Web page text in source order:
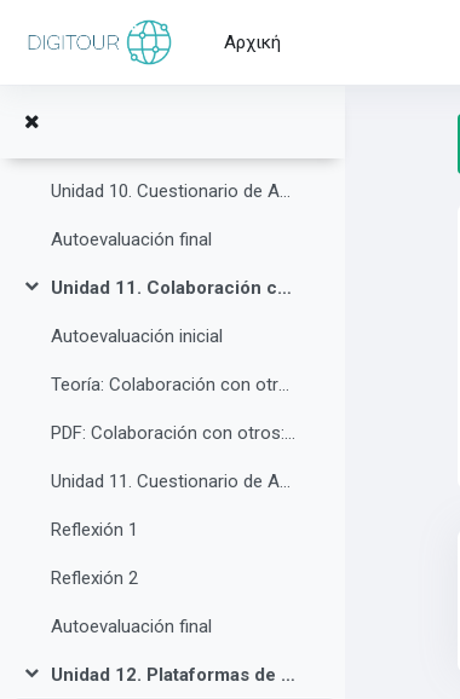
Αρχική
Autoevaluación inicial
Unidad 10. Cuestionario de Autoevaluación
Autoevaluación final
Σύμπτυξη
Unidad 11. Colaboración con otros: Networking & Cocreación
Autoevaluación inicial
Teoría: Colaboración con otros: Networking & Cocreación
PDF: Colaboración con otros: Networking & Cocreación
Unidad 11. Cuestionario de Autoevaluación
Reflexión 1
Reflexión 2
Autoevaluación final
Σύμπτυξη
Unidad 12. Plataformas de Agencias de Viajes